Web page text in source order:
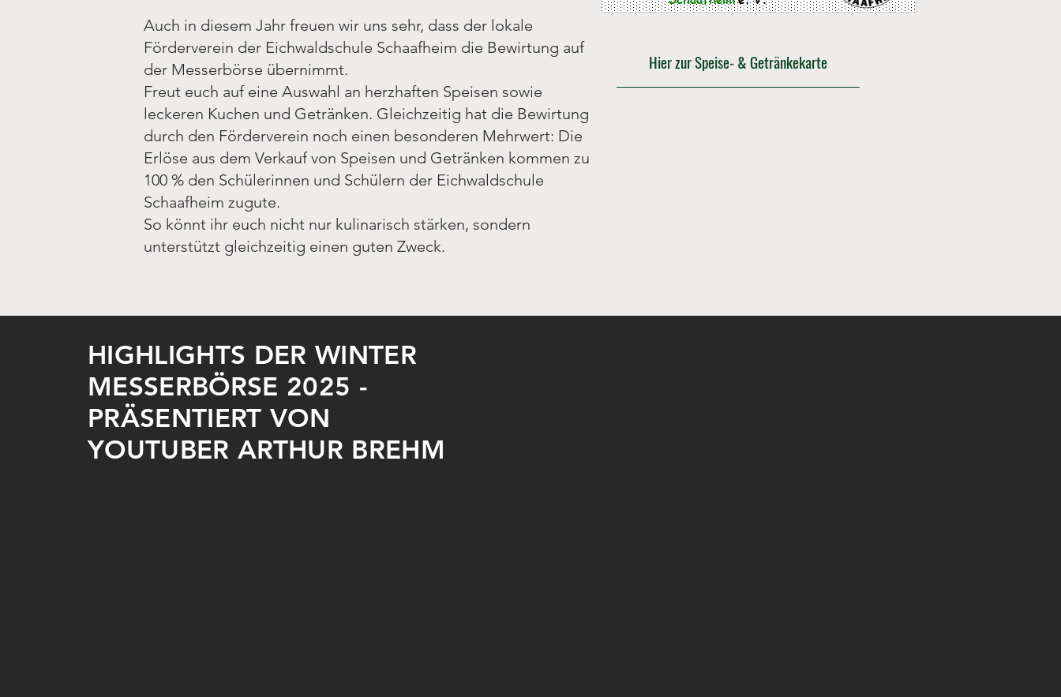
Auch in diesem Jahr freuen wir uns sehr, dass der lokale
Förderverein der Eichwaldschule Schaafheim die Bewirtung auf
der Messerbörse übernimmt.
Freut euch auf eine Auswahl an herzhaften Speisen sowie
leckeren Kuchen und Getränken. Gleichzeitig hat die Bewirtung
durch den Förderverein noch einen besonderen Mehrwert: Die
Erlöse aus dem Verkauf von Speisen und Getränken kommen zu
100 % den Schülerinnen und Schülern der Eichwaldschule
Schaafheim zugute.
So könnt ihr euch nicht nur kulinarisch stärken, sondern
unterstützt gleichzeitig einen guten Zweck.
Hier zur Speise- & Getränkekarte
HIGHLIGHTS DER WINTER
MESSERBÖRSE 2025 -
PRÄSENTIERT VON
YOUTUBER ARTHUR BREHM